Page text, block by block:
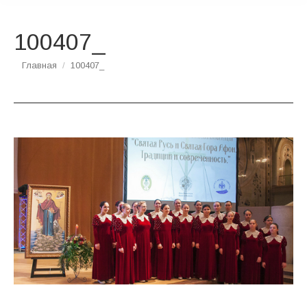
100407_
Вы здесь:
Главная 100407_